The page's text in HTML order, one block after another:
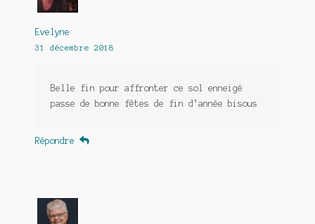
Evelyne
31 décembre 2018
Belle fin pour affronter ce sol enneigé
passe de bonne fêtes de fin d’année bisous
Répondre